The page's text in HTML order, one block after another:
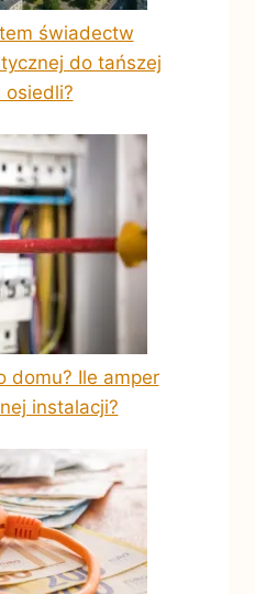
świadectw
do tańszej
domu? Ile amper
instalacji?